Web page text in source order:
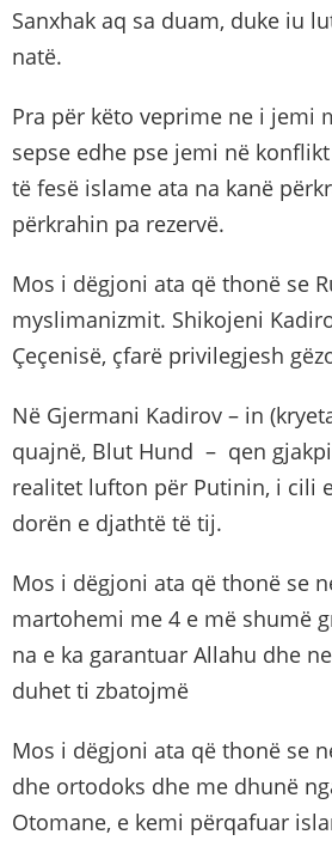
Sanxhak aq sa duam, duke iu
natë.
Pra për këto veprime ne i jemi
sepse edhe pse jemi në
të fesë islame ata na kanë
përkrahin pa rezervë.
Mos i dëgjoni ata që thonë se
myslimanizmit. Shikojeni
Çeçenisë, çfarë privilegjesh
Në Gjermani Kadirov – in
quajnë, Blut Hund – qen
realitet lufton për Putinin, i cili
dorën e djathtë të tij.
Mos i dëgjoni ata që thonë se
martohemi me 4 e më shumë
na e ka garantuar Allahu dhe
duhet ti zbatojmë
Mos i dëgjoni ata që thonë se
dhe ortodoks dhe me dhunë
Otomane, e kemi përqafuar